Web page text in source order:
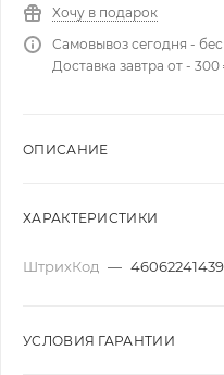
Хочу в подарок
Самовывоз сегодня -
Доставка завтра от - 300
ОПИСАНИЕ
ХАРАКТЕРИСТИКИ
ШтрихКод —
УСЛОВИЯ ГАРАНТИИ